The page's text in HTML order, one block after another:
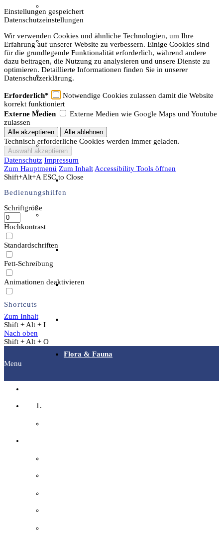
Aktionen & Veranstaltungen
Außerschulischer Lernort
Unser Team & Mitmachen
Sachsenhof-Zentrum
Belegungsplan
Hausrekonstruktionen
Flora & Fauna
Einstellungen gespeichert
Datenschutzeinstellungen
Wir verwenden Cookies und ähnliche Technologien, um Ihre
Erfahrung auf unserer Website zu verbessern. Einige Cookies sind
für die grundlegende Funktionalität erforderlich, während andere
dazu beitragen, die Nutzung zu analysieren und unsere Dienste zu
optimieren. Detaillierte Informationen finden Sie in unserer
Datenschutzerklärung.
Erforderlich*
Notwendige Cookies zulassen damit die Website
korrekt funktioniert
Externe Medien
Externe Medien wie Google Maps und Youtube
zulassen
Technisch erforderliche Cookies werden immer geladen.
Datenschutz Impressum
Zum Hauptmenü Zum Inhalt Accessibility Tools öffnen
Shift+Alt+A ESC to Close
Bedienungshilfen
Schriftgröße
Hochkontrast
Standardschriften
Fett-Schreibung
Animationen deaktivieren
Shortcuts
Zum Inhalt
Shift + Alt + I
Nach oben
Shift + Alt + O
Menu